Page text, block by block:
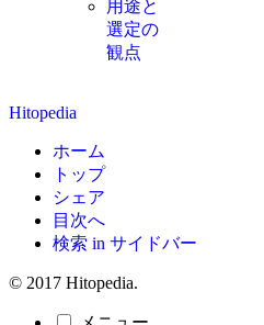
用途と
選定の
観点
Hitopedia
ホーム
トップ
シェア
目次へ
検索 in サイドバー
© 2017 Hitopedia.